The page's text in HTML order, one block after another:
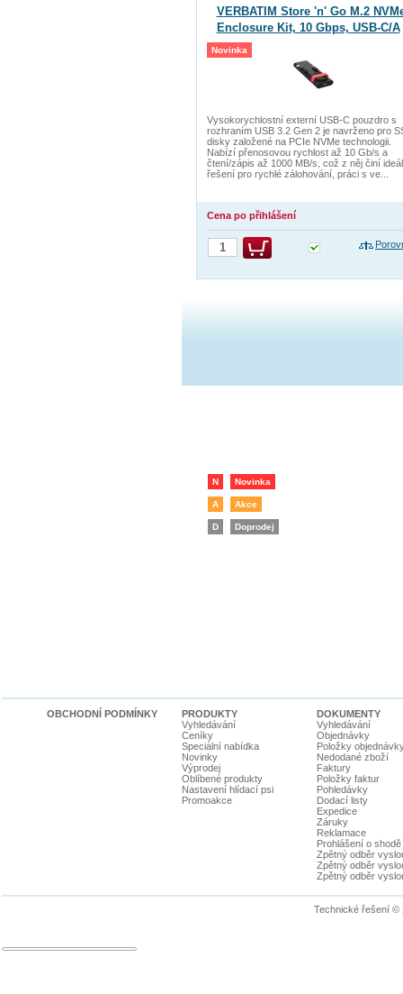
VERBATIM Store 'n' Go M.2
Enclosure Kit, 10 Gbps, USB-C/A
Vysokorychlostní externí USB-C pouzdro s
rozhraním USB 3.2 Gen 2 je navrženo pro
disky založené na PCIe NVMe technologii.
Nabízí přenosovou rychlost až 10 Gb/s a
čtení/zápis až 1000 MB/s, což z něj činí
řešení pro rychlé zálohování, práci s ve...
Cena po přihlášení
Novinka
N Novinka
A Akce
D Doprodej
OBCHODNÍ PODMÍNKY
PRODUKTY
Vyhledávání
Ceníky
Speciální nabídka
Novinky
Výprodej
Oblíbené produkty
Nastavení hlídací psi
Promoakce
DOKUMENTY
Vyhledávání
Objednávky
Položky
Nedodané zboží
Faktury
Položky faktur
Pohledávky
Dodací listy
Expedice
Záruky
Reklamace
Prohlášení o shodě
Zpětný odběr
Zpětný odběr
Zpětný odběr
Technické řešení ©